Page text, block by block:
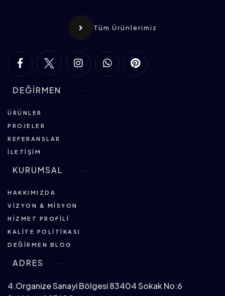
Tüm Ürünlerimiz
DEĞİRMEN
ÜRÜNLER
PROJELER
REFERANSLAR
İLETIŞIM
KURUMSAL
HAKKIMIZDA
VIZYON & MISYON
HIZMET PROFILI
KALITE POLITIKASI
DEĞIRMEN BLOG
ADRES
4.Organize Sanayi Bölgesi 83404 Sokak No:6